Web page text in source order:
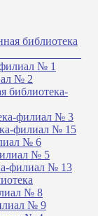
библиотека
филиал № 1
№ 2
библиотека-
филиал № 3
филиал № 15
№ 6
№ 5
филиал № 13
№ 8
№ 9